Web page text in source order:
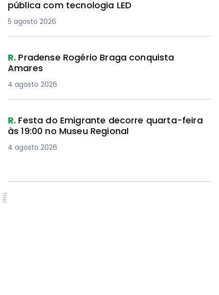
pública com tecnologia LED
5 agosto 2026
R. Pradense Rogério Braga conquista
Amares
4 agosto 2026
R. Festa do Emigrante decorre quarta-feira
às 19:00 no Museu Regional
4 agosto 2026
PUB.